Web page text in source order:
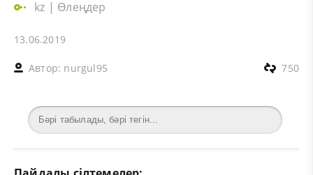
kz | Өлеңдер
13.06.2019
Автор: nurgul95 750